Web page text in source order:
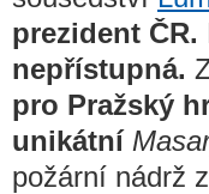
prezident ČR.
nepřístupná.
pro Pražský
unikátní
požární nádrž